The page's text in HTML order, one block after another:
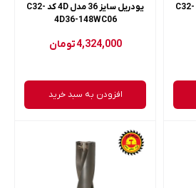
یودریل سایز 35 مدل 4D کد C32-
یودریل سایز 36 مدل 4D کد C32-
4D36-148WC06
4,324,000تومان
افزودن به سبد خرید